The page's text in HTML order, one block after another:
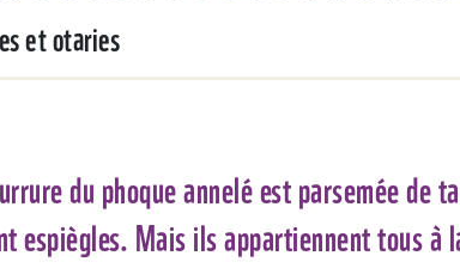
et otaries
du phoque annelé est parsemée de
espiègles. Mais ils appartiennent tous à